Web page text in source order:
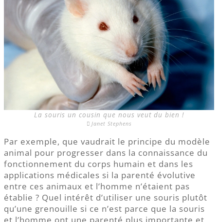
La souris un cousin que nous veut du bien !
Janet Stephens
Par exemple, que vaudrait le principe du modèle
animal pour progresser dans la connaissance du
fonctionnement du corps humain et dans les
applications médicales si la parenté évolutive
entre ces animaux et l’homme n’étaient pas
établie ? Quel intérêt d’utiliser une souris plutôt
qu’une grenouille si ce n’est parce que la souris